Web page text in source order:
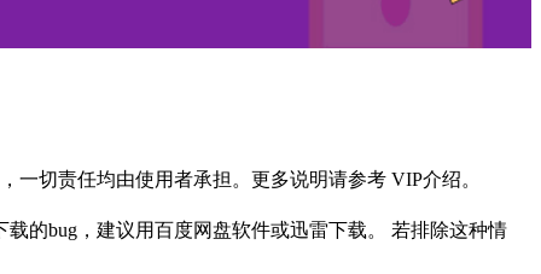
切责任均由使用者承担。更多说明请参考 VIP介绍。
的bug，建议用百度网盘软件或迅雷下载。 若排除这种情